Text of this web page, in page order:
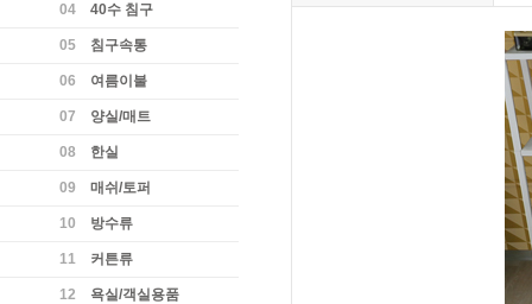
04 40수 침구
05 침구속통
06 여름이불
07 양실/매트
08 한실
09 매쉬/토퍼
10 방수류
11 커튼류
12 욕실/객실용품